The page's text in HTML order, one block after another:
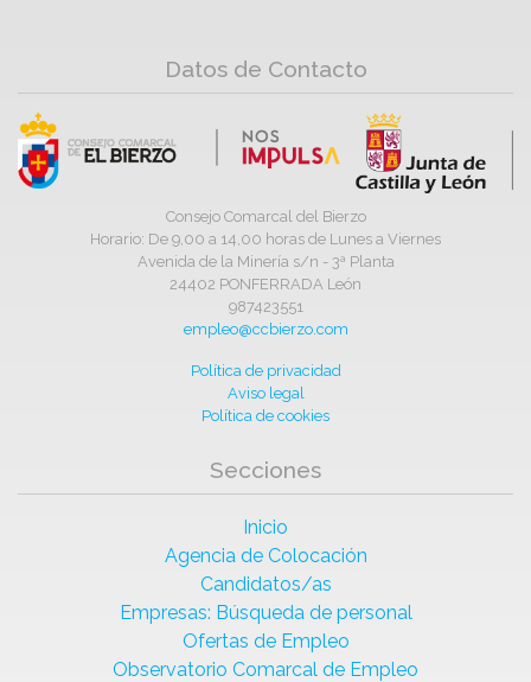
Datos de Contacto
Consejo Comarcal del Bierzo
Horario: De 9,00 a 14,00 horas de Lunes a Viernes
Avenida de la Minería s/n - 3ª Planta
24402 PONFERRADA León
987423551
empleo@ccbierzo.com
Política de privacidad
Aviso legal
Política de cookies
Secciones
Inicio
Agencia de Colocación
Candidatos/as
Empresas: Búsqueda de personal
Ofertas de Empleo
Observatorio Comarcal de Empleo